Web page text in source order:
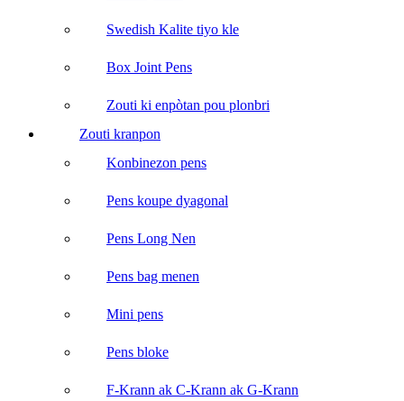
Swedish Kalite tiyo kle
Box Joint Pens
Zouti ki enpòtan pou plonbri
Zouti kranpon
Konbinezon pens
Pens koupe dyagonal
Pens Long Nen
Pens bag menen
Mini pens
Pens bloke
F-Krann ak C-Krann ak G-Krann